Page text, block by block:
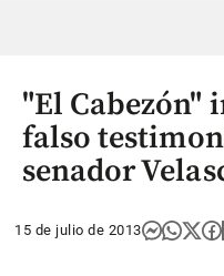
"El Cabezón"
falso
senador
15 de julio de 2013